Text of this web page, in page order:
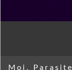
Moi, Parasite